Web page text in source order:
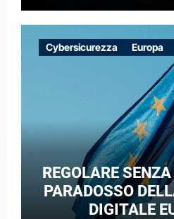
CASO DELLE
EUROPEE NEL
GUERRA
Cybersicurezza Europa
REGOLARE
PARADOSSO
DIGITALE